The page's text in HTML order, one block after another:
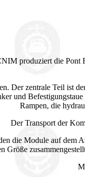
produziert die Pont
Der zentrale Teil ist
und
Rampen, die
Der Transport der
die Module auf dem
Größe